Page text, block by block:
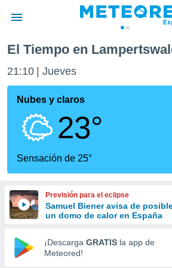
de
por
que se
calidad.
a este
las
y
forma
digital
basada
El Tiempo en
21:10 Jueves
Nubes y claros
23°
Sensación de 25°
Previsión para el eclipse
Samuel Biener avisa de
un domo de calor en España
¡Descarga GRATIS la app de
Meteored!